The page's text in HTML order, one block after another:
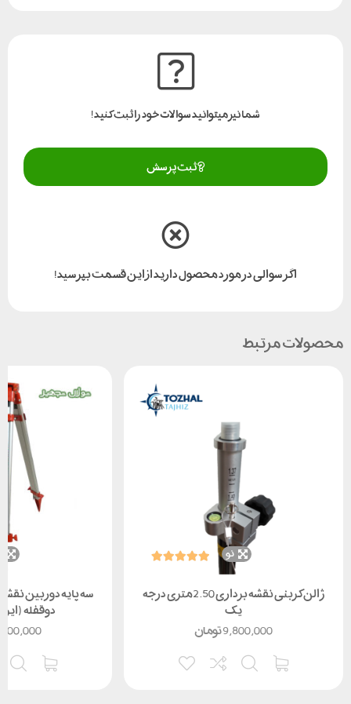
ماژول سیم کارت در زیر گیرنده قرار دارد به همین دلیل شاید لازم باشد
فاصله بین گیرنده و ترابراک بیشتر شود تا فضای کافی برای نصب
آنتن های uhf , gsm به وجود آید . بنا براین مدل های فلانژهای کوتاه و
بلند متعددی در برندهای مختلف وجود دارد گاهی علاوه بر کریر میله
شما نیز میتوانید سوالات خود را ثبت کنید!
ثبت پرسش
اگر سوالی در مورد محصول دارید از این قسمت بپرسید!
محصولات مرتبط
نو
ژالن کربنی نقشه برداری 2.50متری درجه
یک
تومان9,800,000
سه پایه دوربین
دوقفله